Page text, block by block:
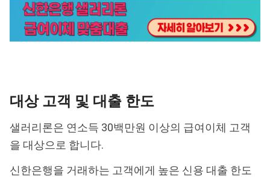
대상 고객 및 대출 한도
샐러리론은 연소득 30백만원 이상의 급여이체 고객
을 대상으로 합니다.
신한은행을 거래하는 고객에게 높은 신용 대출 한도